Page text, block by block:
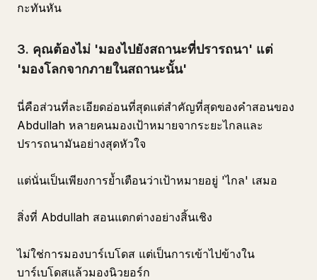
กะทันหัน
3. คุณต้องไม่ 'มองไปยังสถานะที่ปรารถนา' แต่
'มองโลกจากภายในสถานะนั้น'
นี่คือส่วนที่ละเอียดอ่อนที่สุดแต่สำคัญที่สุดของคำสอนของ
Abdullah หลายคนมองเป้าหมายจากระยะไกลและ
ปรารถนามันอย่างสุดหัวใจ
แต่นั่นเป็นเพียงการย้ำเตือนว่าเป้าหมายอยู่ 'ไกล' เสมอ
สิ่งที่ Abdullah สอนแตกต่างอย่างสิ้นเชิง
ไม่ใช่การมองบาร์เบโดส แต่เป็นการเข้าไปข้างใน
บาร์เบโดสแล้วมองนิวยอร์ก